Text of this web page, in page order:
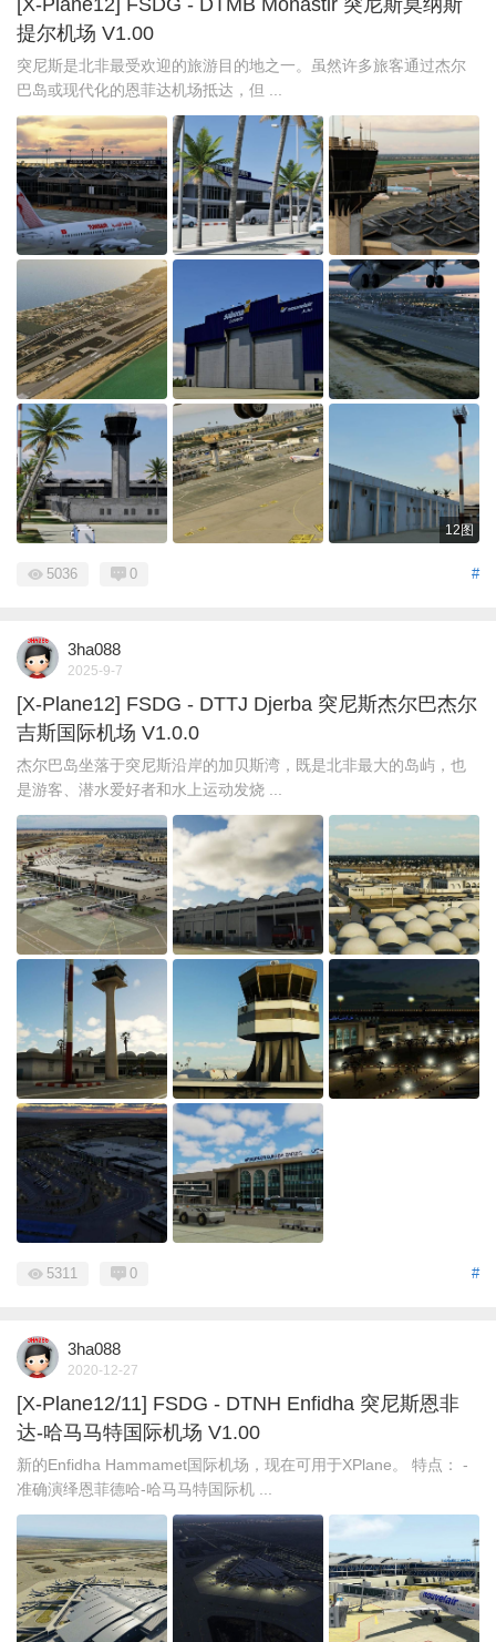
提尔机场 V1.00
突尼斯是北非最受欢迎的旅游目的地之一。虽然许多旅客通过杰尔
巴岛或现代化的恩菲达机场抵达，但 ...
12图
#
5036 0
3ha088
2025-9-7
[X-Plane12] FSDG - DTTJ Djerba 突尼斯杰尔巴杰尔
吉斯国际机场 V1.0.0
杰尔巴岛坐落于突尼斯沿岸的加贝斯湾，既是北非最大的岛屿，也
是游客、潜水爱好者和水上运动发烧 ...
#
5311 0
3ha088
2020-12-27
[X-Plane12/11] FSDG - DTNH Enfidha 突尼斯恩非
达-哈马马特国际机场 V1.00
新的Enfidha Hammamet国际机场，现在可用于XPlane。 特点： -
准确演绎恩菲德哈-哈马马特国际机 ...